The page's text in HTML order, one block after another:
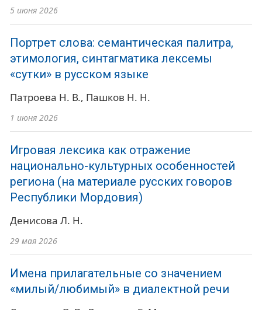
5 июня 2026
Портрет слова: семантическая палитра,
этимология, синтагматика лексемы
«сутки» в русском языке
Патроева Н. В. Пашков Н. Н.
1 июня 2026
Игровая лексика как отражение
национально-культурных особенностей
региона (на материале русских говоров
Республики Мордовия)
Денисова Л. Н.
29 мая 2026
Имена прилагательные со значением
«милый/любимый» в диалектной речи